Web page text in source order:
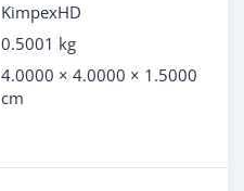
KimpexHD
0.5001 kg
4.0000 × 4.0000 × 1.5000
cm